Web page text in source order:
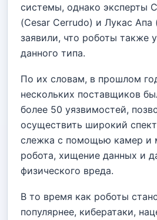
системы, однако эксперты
(Cesar Cerrudo) и Лукас Апа
заявили, что роботы также
данного типа.
По их словам, в прошлом
нескольких поставщиков
более 50 уязвимостей,
осуществить широкий
слежка с помощью камер и
робота, хищение данных и
физического вреда.
В то время как роботы
популярнее, кибератаки,